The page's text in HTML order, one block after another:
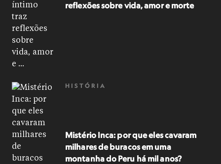
reflexões sobre vida, amor e morte
HISTÓRIA
Mistério Inca: por que eles cavaram
milhares de buracos em uma
montanha do Peru há mil anos?